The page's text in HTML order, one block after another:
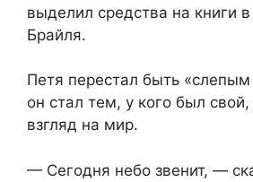
выделил средства на книги
Брайля.
Петя перестал быть
он стал тем, у кого был
взгляд на мир.
— Сегодня небо звенит, —